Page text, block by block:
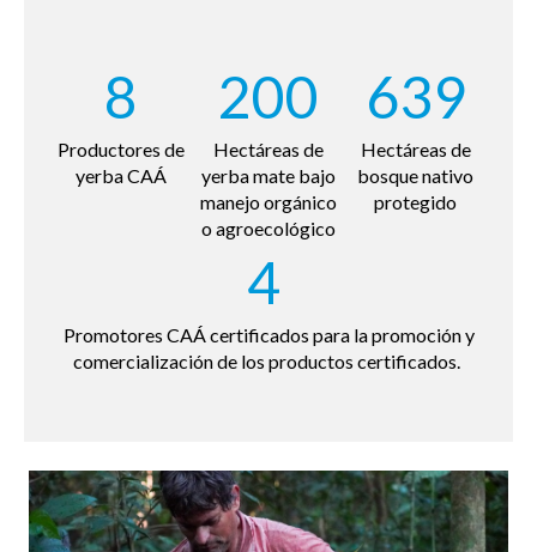
8
Productores de
yerba CAÁ
200
Hectáreas de
yerba mate bajo
manejo orgánico
o agroecológico
639
Hectáreas de
bosque nativo
protegido
4
Promotores CAÁ certificados para la promoción y
comercialización de los productos certificados.